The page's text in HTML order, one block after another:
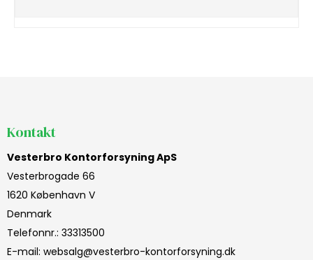
Kontakt
Vesterbro Kontorforsyning ApS
Vesterbrogade 66
1620 København V
Denmark
Telefonnr.: 33313500
E-mail: websalg@vesterbro-kontorforsyning.dk